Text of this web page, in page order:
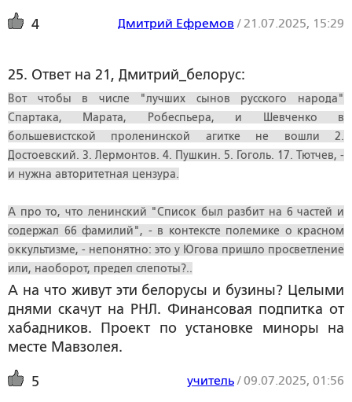
4 Дмитрий Ефремов / 21.07.2025, 15:29
25. Ответ на 21, Дмитрий_белорус:
Вот чтобы в числе "лучших сынов русского народа"
Спартака, Марата, Робеспьера, и Шевченко в
большевистской проленинской агитке не вошли 2.
Достоевский. 3. Лермонтов. 4. Пушкин. 5. Гоголь. 17. Тютчев, -
и нужна авторитетная цензура.
А про то, что ленинский "Список был разбит на 6 частей и
содержал 66 фамилий", - в контексте полемике о красном
оккультизме, - непонятно: это у Югова пришло просветление
или, наоборот, предел слепоты?..
А на что живут эти белорусы и бузины? Целыми
днями скачут на РНЛ. Финансовая подпитка от
хабадников. Проект по установке миноры на
месте Мавзолея.
5 учитель /09.07.2025, 01:56